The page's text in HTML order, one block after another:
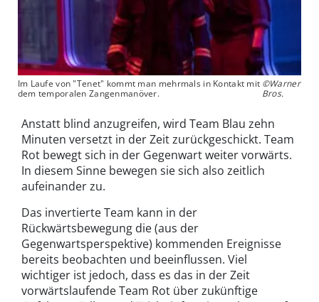
Im Laufe von "Tenet" kommt man mehrmals in Kontakt mit
dem temporalen Zangenmanöver.
©Warner
Bros.
Anstatt blind anzugreifen, wird Team Blau zehn
Minuten versetzt in der Zeit zurückgeschickt. Team
Rot bewegt sich in der Gegenwart weiter vorwärts.
In diesem Sinne bewegen sie sich also zeitlich
aufeinander zu.
Das invertierte Team kann in der
Rückwärtsbewegung die (aus der
Gegenwartsperspektive) kommenden Ereignisse
bereits beobachten und beeinflussen. Viel
wichtiger ist jedoch, dass es das in der Zeit
vorwärtslaufende Team Rot über zukünftige